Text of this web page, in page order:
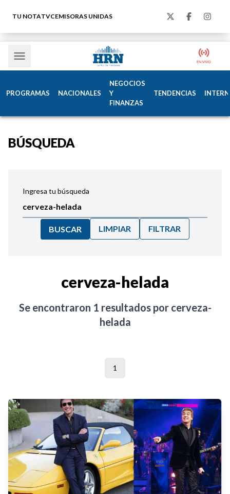
TU NOTATVCEMISORAS UNIDAS
PROGRAMAS NACIONALES
NEGOCIOS
Y
FINANZAS
TENDENCIAS
BÚSQUEDA
Ingresa tu búsqueda
BUSCAR LIMPIAR FILTRAR
cerveza-helada
Se encontraron 1 resultados por cerveza-
helada
1